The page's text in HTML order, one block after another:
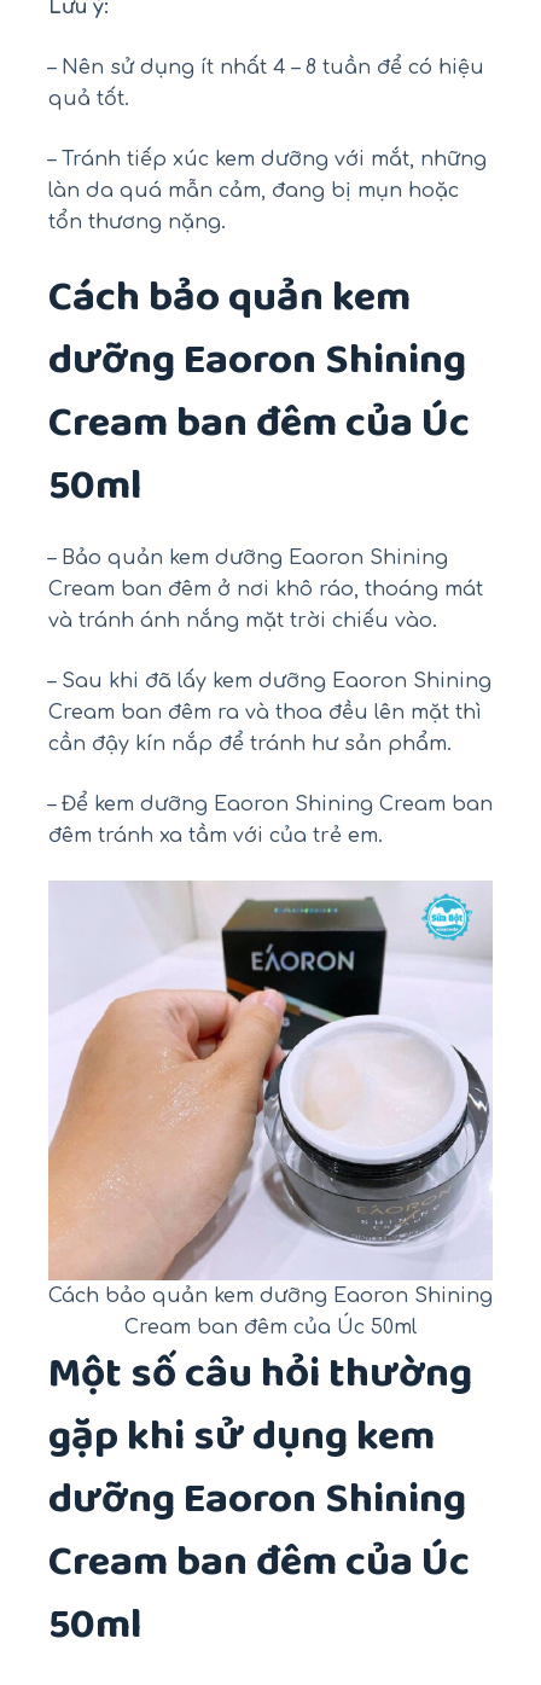
Lưu ý:
– Nên sử dụng ít nhất 4 – 8 tuần để có hiệu
quả tốt.
– Tránh tiếp xúc kem dưỡng với mắt, những
làn da quá mẫn cảm, đang bị mụn hoặc
tổn thương nặng.
Cách bảo quản kem
dưỡng Eaoron Shining
Cream ban đêm của Úc
50ml
– Bảo quản kem dưỡng Eaoron Shining
Cream ban đêm ở nơi khô ráo, thoáng mát
và tránh ánh nắng mặt trời chiếu vào.
– Sau khi đã lấy kem dưỡng Eaoron Shining
Cream ban đêm ra và thoa đều lên mặt thì
cần đậy kín nắp để tránh hư sản phẩm.
– Để kem dưỡng Eaoron Shining Cream ban
đêm tránh xa tầm với của trẻ em.
Cách bảo quản kem dưỡng Eaoron Shining
Cream ban đêm của Úc 50ml
Một số câu hỏi thường
gặp khi sử dụng kem
dưỡng Eaoron Shining
Cream ban đêm của Úc
50ml